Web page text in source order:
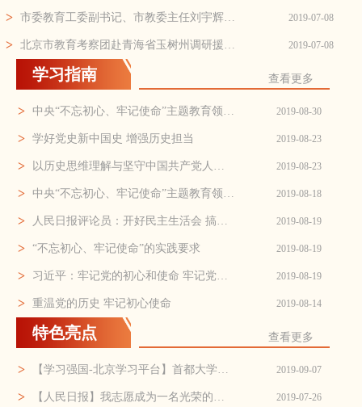
> 市委教育工委副书记、市教委主任刘宇辉为市教委机... 2019-07-08
> 北京市教育考察团赴青海省玉树州调研援青工作——... 2019-07-08
学习指南 查看更多
> 中央“不忘初心、牢记使命”主题教育领导小组印发... 2019-08-30
> 学好党史新中国史 增强历史担当 2019-08-23
> 以历史思维理解与坚守中国共产党人的初心 2019-08-23
> 中央“不忘初心、牢记使命”主题教育领导小组对做... 2019-08-18
> 人民日报评论员：开好民主生活会 搞好政治体检 2019-08-19
> “不忘初心、牢记使命”的实践要求 2019-08-19
> 习近平：牢记党的初心和使命 牢记党的性质和宗旨 ... 2019-08-19
> 重温党的历史 牢记初心使命 2019-08-14
特色亮点 查看更多
> 【学习强国-北京学习平台】首都大学生诵读青春诗歌... 2019-09-07
> 【人民日报】我志愿成为一名光荣的北京高校思想政... 2019-07-26